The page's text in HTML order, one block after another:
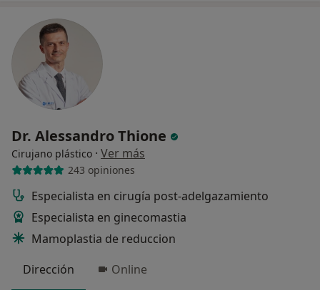
Dr. Alessandro Thione
Cirujano plástico · Ver más
243 opiniones
Especialista en cirugía post-adelgazamiento
Especialista en ginecomastia
Mamoplastia de reduccion
Dirección
Online